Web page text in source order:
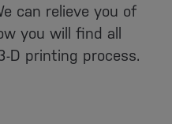
can relieve you of
you will find all
D printing process.